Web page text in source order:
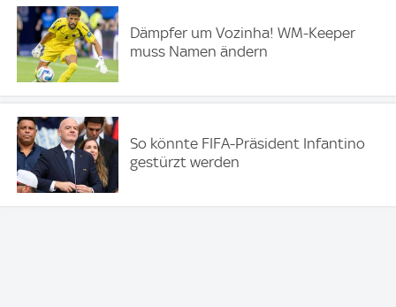
Dämpfer um Vozinha! WM-Keeper
muss Namen ändern
So könnte FIFA-Präsident Infantino
gestürzt werden